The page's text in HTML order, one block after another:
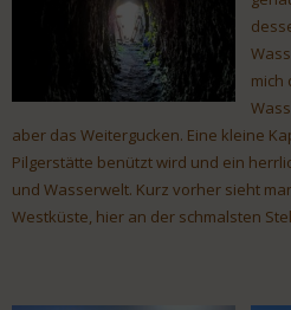
mich
aber das Weitergucken. Eine kleine
Pilgerstätte benützt wird und ein
und Wasserwelt. Kurz vorher sieht
Westküste, hier an der schmalsten